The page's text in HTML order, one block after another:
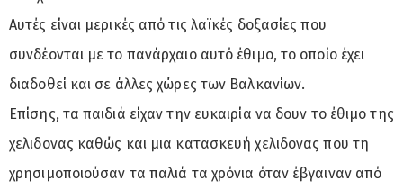
Αυτές είναι μερικές από τις λαϊκές δοξασίες που
συνδέονται με το πανάρχαιο αυτό έθιμο, το οποίο έχει
διαδοθεί και σε άλλες χώρες των Βαλκανίων.
Επίσης, τα παιδιά είχαν την ευκαιρία να δουν το έθιμο της
χελιδονας καθώς και μια κατασκευή χελιδονας που τη
χρησιμοποιούσαν τα παλιά τα χρόνια όταν έβγαιναν από